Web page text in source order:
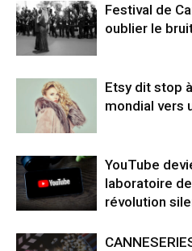
Festival de
oublier le
Etsy dit stop
mondial vers
YouTube
laboratoire
révolution